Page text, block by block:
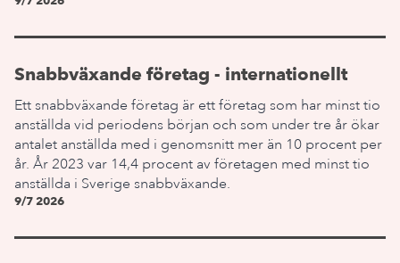
Snabbväxande företag - internationellt
Ett snabbväxande företag är ett företag som har minst tio
anställda vid periodens början och som under tre år ökar
antalet anställda med i genomsnitt mer än 10 procent per
år. År 2023 var 14,4 procent av företagen med minst tio
anställda i Sverige snabbväxande.
9/7 2026